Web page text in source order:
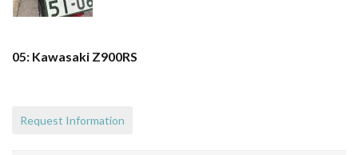
05: Kawasaki Z900RS
Request Information